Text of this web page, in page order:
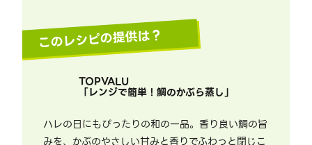
このレシピの提供は？
TOPVALU
「レンジで簡単 ! 鯛のかぶら蒸し」
ハレの日にもぴったりの和の一品。香り良い鯛の旨
みを、かぶのやさしい甘みと香りでふわっと閉じこ